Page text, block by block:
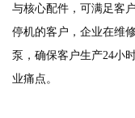
与核心配件，可满足客
停机的客户，企业在维
泵，确保客户生产24小
业痛点。